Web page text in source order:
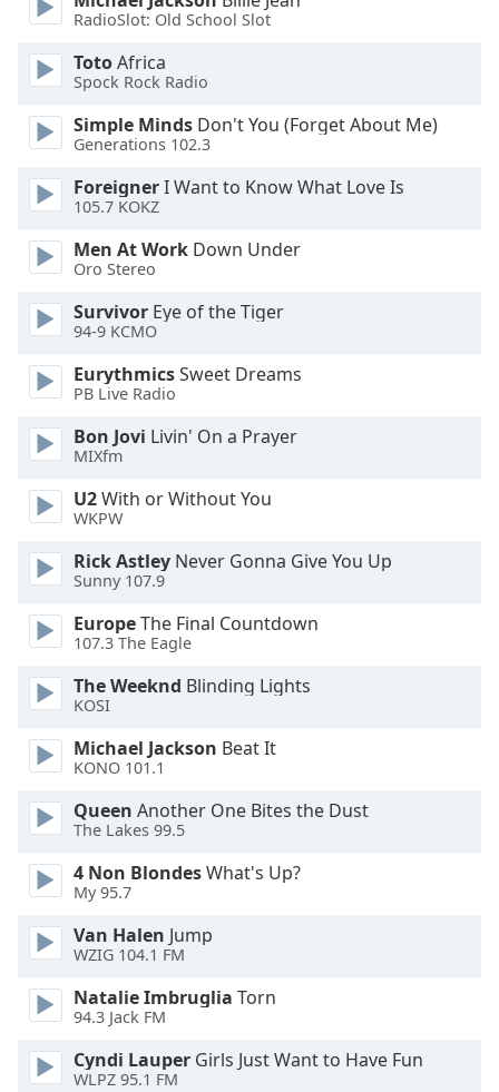
dialog
window.
Escape
cancel
and
close
Text
Color
Opacity
Text
Background
Caption
Color
Opacity
Font
Size
Text
Edge
Style
Font
RadioSlot: Old School Slot
TotoAfrica
Spock Rock Radio
Simple Minds Don't You (Forget About Me)
Generations 102.3
ForeignerI Want to Know What Love Is
105.7 KOKZ
Men At Work Down Under
Oro Stereo
Survivor Eye of the Tiger
94-9 KCMO
EurythmicsSweet Dreams
PB Live Radio
Bon Jovi Livin' On a Prayer
MIXfm
U2With or Without You
WKPW
Rick Astley Never Gonna Give You Up
Sunny 107.9
EuropeThe Final Countdown
107.3 The Eagle
The Weeknd Blinding Lights
KOSI
Michael Jackson Beat It
KONO 101.1
Queen Another One Bites the Dust
The Lakes 99.5
4 Non BlondesWhat's Up?
My 95.7
Van Halen Jump
WZIG 104.1 FM
Natalie Imbruglia Torn
94.3 Jack FM
Cyndi Lauper Girls Just Want to Have Fun
WLPZ 95.1 FM